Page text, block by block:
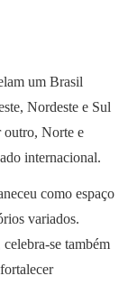
um Brasil
Nordeste e Sul
outro, Norte e
internacional.
como espaço
variados.
se também